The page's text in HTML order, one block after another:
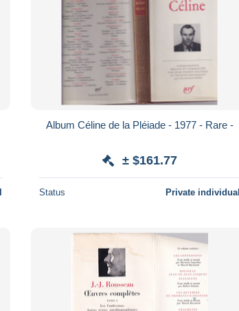
Album Céline de la Pléiade - 1977 - Rare -
± $161.77
Status Private individual